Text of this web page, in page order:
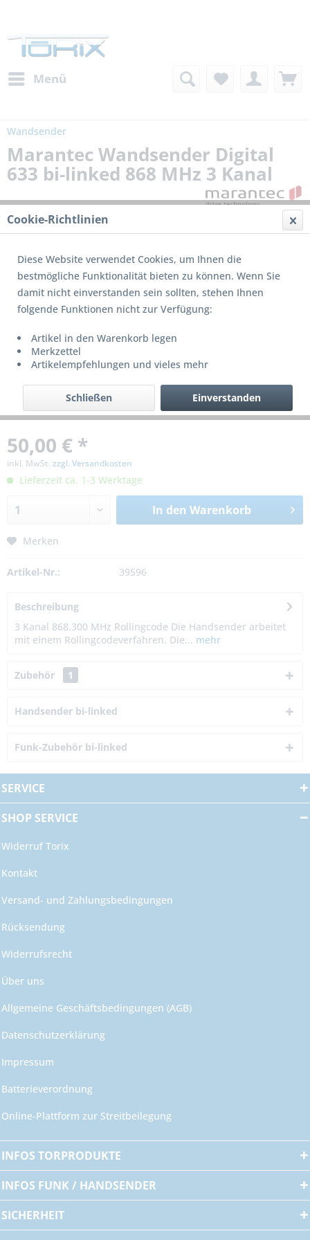
Menü
Wandsender
Marantec Wandsender Digital
633 bi-linked 868 MHz 3 Kanal
50,00 € *
inkl. MwSt. zzgl. Versandkosten
Lieferzeit ca. 1-3 Werktage
In den Warenkorb
Merken
Artikel-Nr.: 39596
Beschreibung
3 Kanal 868.300 MHz Rollingcode Die Handsender arbeitet
mit einem Rollingcodeverfahren. Die... mehr
Zubehör 1
Handsender bi-linked
Funk-Zubehör bi-linked
SERVICE
SHOP SERVICE
Widerruf Torix
Kontakt
Versand- und Zahlungsbedingungen
Rücksendung
Widerrufsrecht
Über uns
Allgemeine Geschäftsbedingungen (AGB)
Datenschutzerklärung
Impressum
Batterieverordnung
Online-Plattform zur Streitbeilegung
INFOS TORPRODUKTE
INFOS FUNK / HANDSENDER
SICHERHEIT
Cookie-Richtlinien
Diese Website verwendet Cookies, um Ihnen die
bestmögliche Funktionalität bieten zu können. Wenn Sie
damit nicht einverstanden sein sollten, stehen Ihnen
folgende Funktionen nicht zur Verfügung:
Artikel in den Warenkorb legen
Merkzettel
Artikelempfehlungen und vieles mehr
Einverstanden
Schließen